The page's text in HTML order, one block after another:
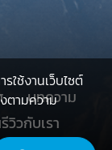
บทความ
วิวกับเรา
ใช้งานเว็บไซต์
ตามความ